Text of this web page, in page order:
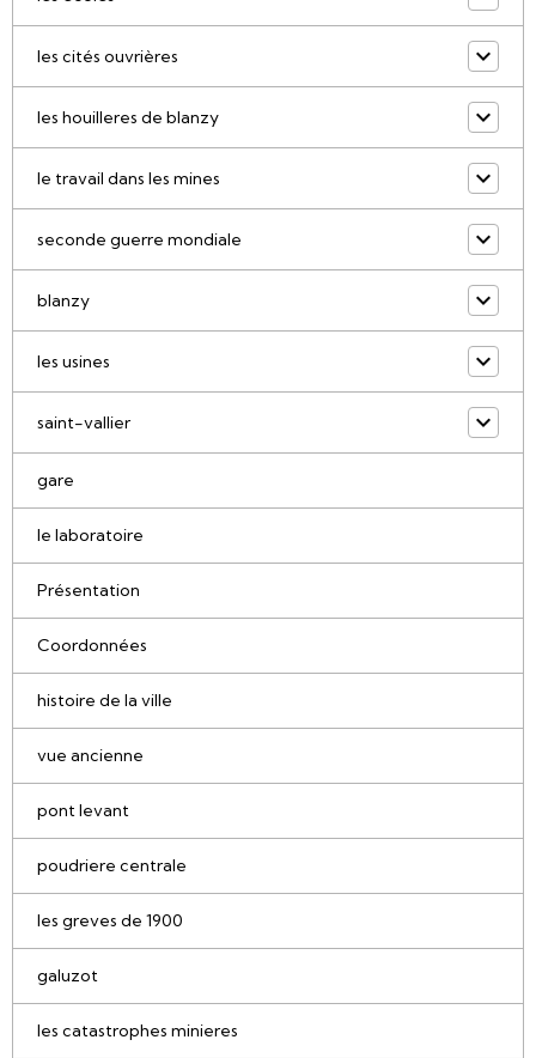
les cités ouvrières
les houilleres de blanzy
le travail dans les mines
seconde guerre mondiale
blanzy
les usines
saint-vallier
gare
le laboratoire
Présentation
Coordonnées
histoire de la ville
vue ancienne
pont levant
poudriere centrale
les greves de 1900
galuzot
les catastrophes minieres